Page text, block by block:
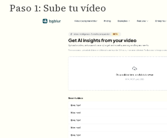
Paso 1: Sube tu vídeo